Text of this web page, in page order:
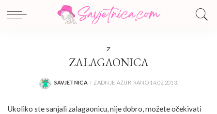
Z
ZALAGAONICA
POSTED
SAVJETNICA ZADNJE AŽURIRANO 14.02.2013.
Ukoliko ste sanjali zalagaonicu, nije dobro, možete očekivati